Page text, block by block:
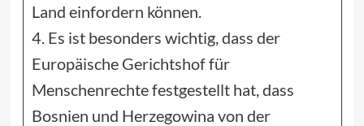
Land einfordern können.
4. Es ist besonders wichtig, dass der
Europäische Gerichtshof für
Menschenrechte festgestellt hat, dass
Bosnien und Herzegowina von der